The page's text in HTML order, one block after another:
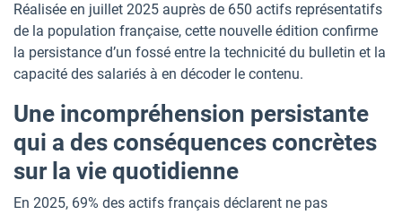
Réalisée en juillet 2025 auprès de 650 actifs représentatifs
de la population française, cette nouvelle édition confirme
la persistance d’un fossé entre la technicité du bulletin et la
capacité des salariés à en décoder le contenu.
Une incompréhension persistante
qui a des conséquences concrètes
sur la vie quotidienne
En 2025, 69% des actifs français déclarent ne pas